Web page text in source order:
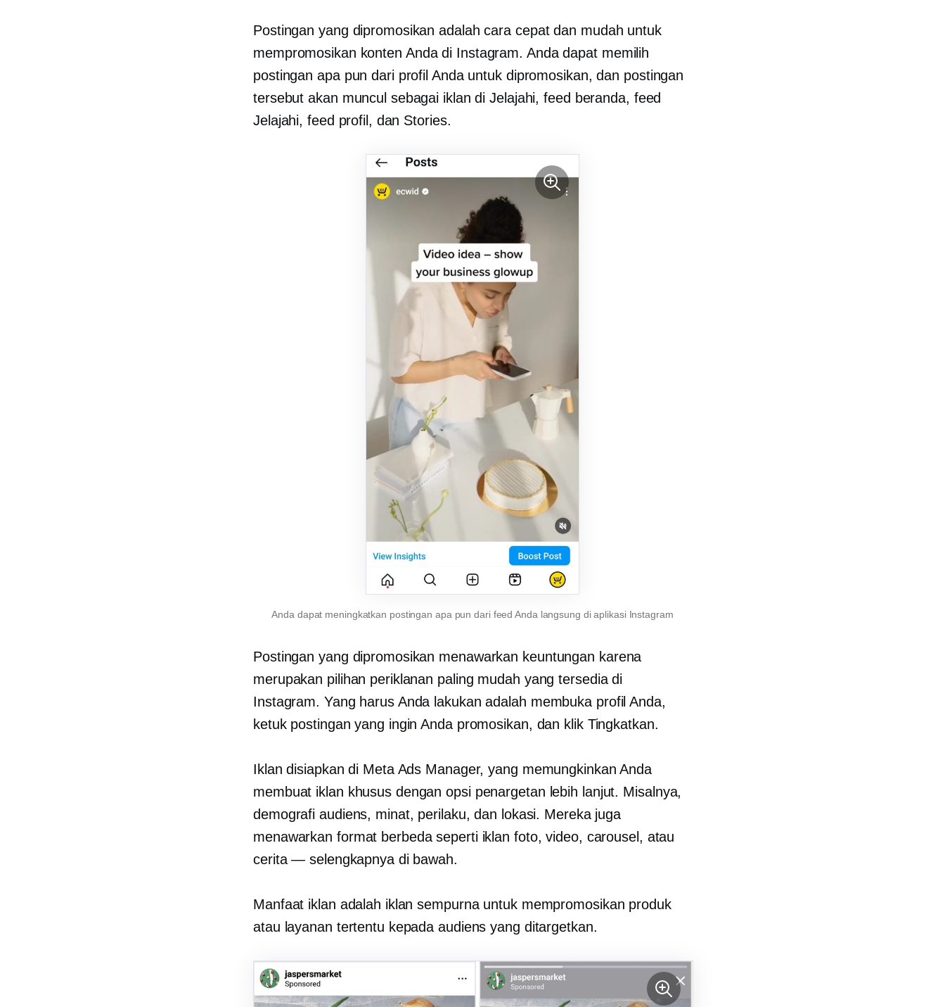
Postingan yang dipromosikan adalah cara cepat dan mudah untuk
mempromosikan konten Anda di Instagram. Anda dapat memilih
postingan apa pun dari profil Anda untuk dipromosikan, dan postingan
tersebut akan muncul sebagai iklan di Jelajahi, feed beranda, feed
Jelajahi, feed profil, dan Stories.
Anda dapat meningkatkan postingan apa pun dari feed Anda langsung di aplikasi Instagram
Postingan yang dipromosikan menawarkan keuntungan karena
merupakan pilihan periklanan paling mudah yang tersedia di
Instagram. Yang harus Anda lakukan adalah membuka profil Anda,
ketuk postingan yang ingin Anda promosikan, dan klik Tingkatkan.
Iklan disiapkan di Meta Ads Manager, yang memungkinkan Anda
membuat iklan khusus dengan opsi penargetan lebih lanjut. Misalnya,
demografi audiens, minat, perilaku, dan lokasi. Mereka juga
menawarkan format berbeda seperti iklan foto, video, carousel, atau
cerita — selengkapnya di bawah.
Manfaat iklan adalah iklan sempurna untuk mempromosikan produk
atau layanan tertentu kepada audiens yang ditargetkan.